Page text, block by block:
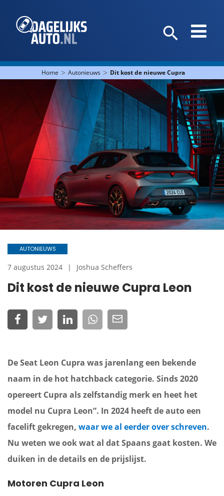
Home > Autonieuws > Dit kost de nieuwe Cupra Leon
Dit kost de nieuwe Cupra Leon
AUTONIEUWS
7 augustus 2024 Joshua Scheffers
De Seat Leon Cupra was jarenlang een bekende
naam in de hot hatchback categorie. Sinds 2020
opereert Cupra als zelfstandig merk en heet het
model nu Cupra Leon”. In 2024 heeft de auto een
facelift gekregen, waar we al eerder over schreven.
Nu weten we ook wat al dat Spaans gaat kosten. We
duiken in de details en de prijslijst.
Motoren Cupra Leon